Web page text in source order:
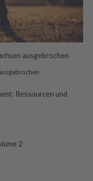
ausgebrochen
Ressourcen und
2